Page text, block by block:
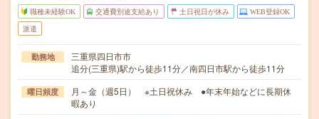
職種未経験OK 交通費別途支給あり 土日祝日が休み WEB登録OK
派遣
勤務地
三重県四日市市
追分(三重県)駅から徒歩11分／南四日市駅から徒歩11分
曜日頻度
月～金（週5日） ※土日祝休み ●年末年始などに長期休
暇あり